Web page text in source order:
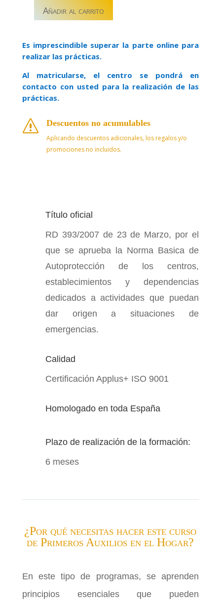
F01SEMI04
AUXILIOS
EN
EL
HOGAR
–
cantidad
Añadir al carrito
Es imprescindible superar la parte online para
realizar las prácticas.
Al matricularse, el centro se pondrá en
contacto con usted para la realización de las
prácticas.
s Descuentos no acumulables
Aplicando descuentos adicionales, los regalos y/o
promociones no incluidos.
Título oficial
RD 393/2007 de 23 de Marzo, por el
que se aprueba la Norma Basica de
Autoprotección de los centros,
establecimientos y dependencias
dedicados a actividades que puedan
dar origen a situaciones de
emergencias.
Calidad
Certificación Applus+ ISO 9001
Homologado en toda España
Plazo de realización de la formación:
6 meses
¿Por qué necesitas hacer este curso
de Primeros Auxilios en el Hogar?
En este tipo de programas, se aprenden
principios esenciales que pueden